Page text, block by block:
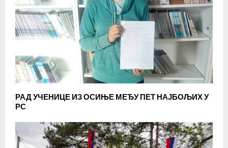
РАД УЧЕНИЦЕ ИЗ ОСИЊЕ МЕЂУ ПЕТ НАЈБОЉИХ У
РС